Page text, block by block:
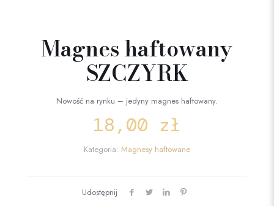
Magnes haftowany
SZCZYRK
Nowość na rynku – jedyny magnes haftowany.
18,00 zł
Kategoria: Magnesy haftowane
Udostępnij